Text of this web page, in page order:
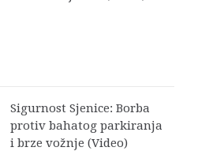
Sigurnost Sjenice: Borba
protiv bahatog parkiranja
i brze vožnje (Video)